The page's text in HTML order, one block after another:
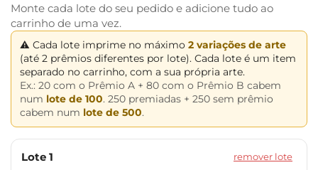
Monte cada lote do seu pedido e adicione tudo ao
carrinho de uma vez.
⚠ Cada lote imprime no máximo 2 variações de arte
(até 2 prêmios diferentes por lote). Cada lote é um item
separado no carrinho, com a sua própria arte.
Ex.: 20 com o Prêmio A + 80 com o Prêmio B cabem
num lote de 100. 250 premiadas + 250 sem prêmio
cabem num lote de 500.
Lote 1 remover lote